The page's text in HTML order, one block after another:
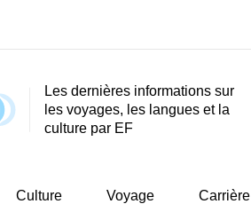
Programmes
Nos offres
Les dernières informations sur
les voyages, les langues et la
culture par EF
Culture Voyage Carrière